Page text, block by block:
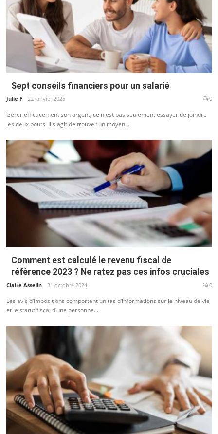
Sept conseils financiers pour un salarié
Julie F 22 janvier 2025 0
Gérer efficacement son argent, ce n'est pas seulement essayer de joindre
les deux bouts. Il s'agit de trouver un moyen...
Comment est calculé le revenu fiscal de
référence 2023 ? Ne ratez pas ces infos cruciales
Claire Asselin 31 octobre 2024 0
Les avis d’impositions comportent un tas d’informations sur le niveau de vie
et le statut fiscal d’une personne...